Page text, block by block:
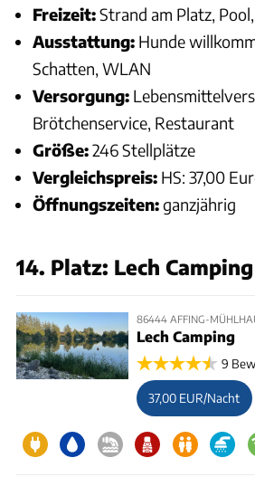
Freizeit:Strand am Platz,
Ausstattung: Hunde
Schatten, WLAN
Versorgung:
Brötchenservice, Restaurant
Größe:246 Stellplätze
Vergleichspreis: HS: 37,00
Öffnungszeiten:ganzjährig
14. Platz: Lech Camping
86444 AFFING-
Lech Camping
9
37,00 EUR/Nacht